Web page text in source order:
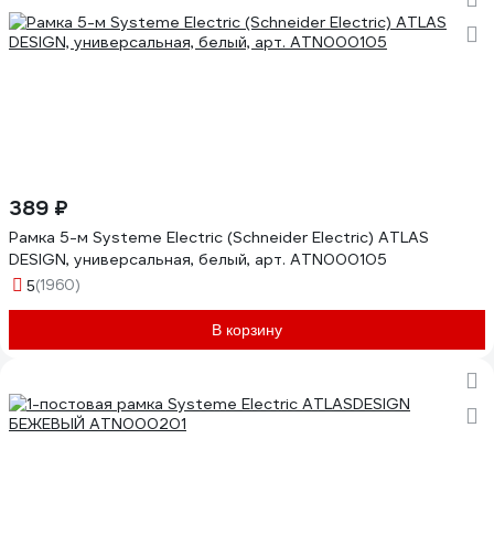
389 ₽
Рамка 5-м Systeme Electric (Schneider Electric) ATLAS
DESIGN, универсальная, белый, арт. ATN000105
5(1960)
В корзину